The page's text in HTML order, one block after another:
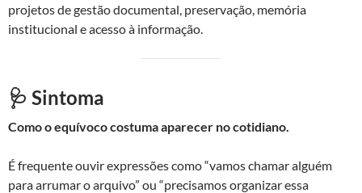
projetos de gestão documental, preservação, memória
institucional e acesso à informação.
🩺 Sintoma
Como o equívoco costuma aparecer no cotidiano.
É frequente ouvir expressões como “vamos chamar alguém
para arrumar o arquivo” ou “precisamos organizar essa